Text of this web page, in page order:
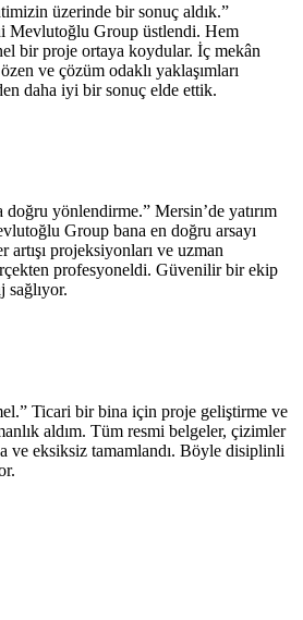
üzerinde bir sonuç aldık.”
Mevlutoğlu Group üstlendi. Hem
bir proje ortaya koydular. İç mekân
ve çözüm odaklı yaklaşımları
daha iyi bir sonuç elde ettik.
doğru yönlendirme.” Mersin’de yatırım
Group bana en doğru arsayı
projeksiyonları ve uzman
profesyoneldi. Güvenilir bir ekip
sağlıyor.
Ticari bir bina için proje geliştirme ve
aldım. Tüm resmi belgeler, çizimler
ve eksiksiz tamamlandı. Böyle disiplinli